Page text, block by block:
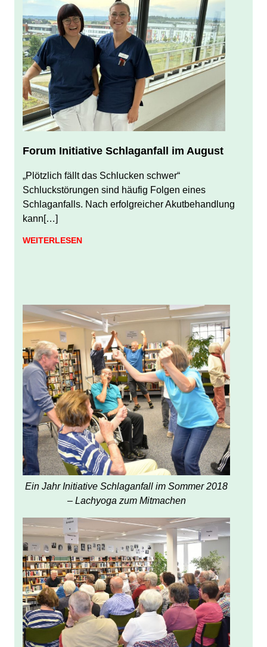
Forum Initiative Schlaganfall im August
„Plötzlich fällt das Schlucken schwer“
Schluckstörungen sind häufig Folgen eines
Schlaganfalls. Nach erfolgreicher Akutbehandlung
kann[…]
WEITERLESEN
Ein Jahr Initiative Schlaganfall im Sommer 2018
– Lachyoga zum Mitmachen